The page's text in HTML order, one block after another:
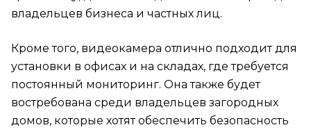
владельцев бизнеса и частных лиц.
Кроме того, видеокамера отлично подходит для
установки в офисах и на складах, где требуется
постоянный мониторинг. Она также будет
востребована среди владельцев загородных
домов, которые хотят обеспечить безопасность